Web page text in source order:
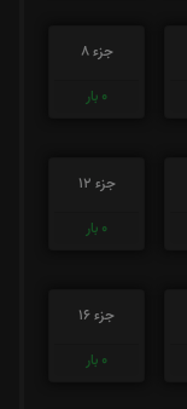
جزء 8
0 بار
جزء 12
0 بار
جزء 16
0 بار